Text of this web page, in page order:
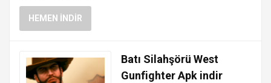
HEMEN İNDIR
Batı Silahşörü West
Gunfighter Apk indir